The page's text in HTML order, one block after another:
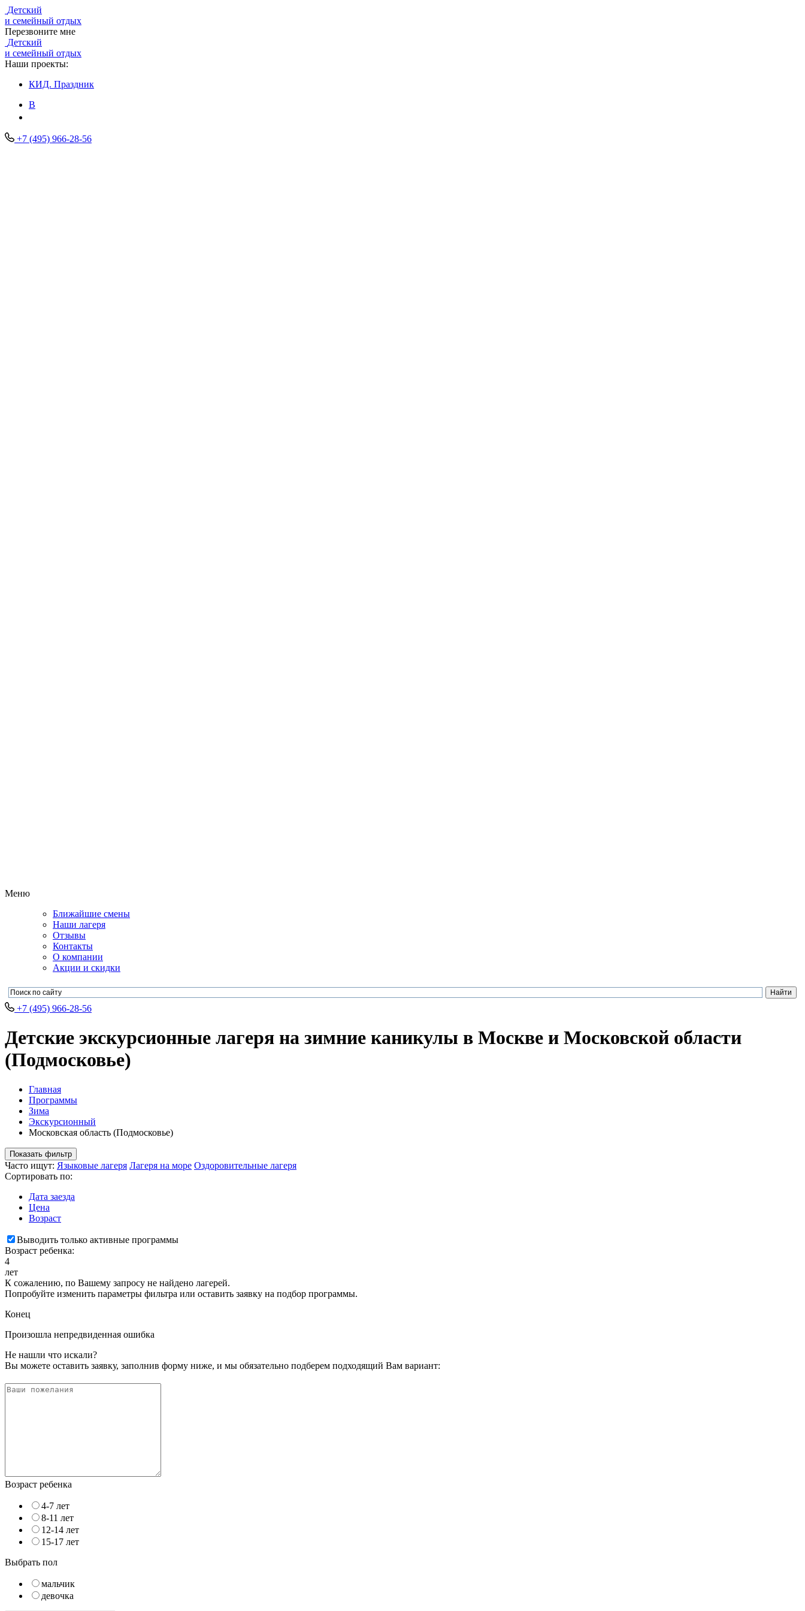
Детский
и семейный отдых
Перезвоните мне
Детский
и семейный отдых
Наши проекты:
КИД. Праздник
В
+7 (495) 966-28-56
Меню
Ближайшие смены
Наши лагеря
Отзывы
Контакты
О компании
Акции и скидки
+7 (495) 966-28-56
Детские экскурсионные лагеря на зимние каникулы в Москве и Московской области
(Подмосковье)
Главная
Программы
Зима
Экскурсионный
Московская область (Подмосковье)
Показать фильтр
Часто ищут: Языковые лагеря Лагеря на море Оздоровительные лагеря
Сортировать по:
Дата заезда
Цена
Возраст
Выводить только активные программы
Возраст ребенка:
4
лет
К сожалению, по Вашему запросу не найдено лагерей.
Попробуйте изменить параметры фильтра или оставить заявку на подбор программы.
Конец
Произошла непредвиденная ошибка
Не нашли что искали?
Вы можете оставить заявку, заполнив форму ниже, и мы обязательно подберем подходящий Вам вариант:
Возраст ребенка
4-7 лет
8-11 лет
12-14 лет
15-17 лет
Выбрать пол
мальчик
девочка